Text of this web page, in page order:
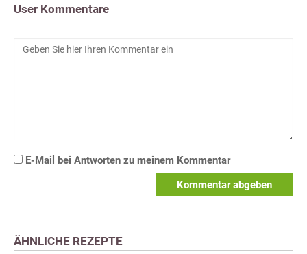
User Kommentare
E-Mail bei Antworten zu meinem Kommentar
Kommentar abgeben
ÄHNLICHE REZEPTE